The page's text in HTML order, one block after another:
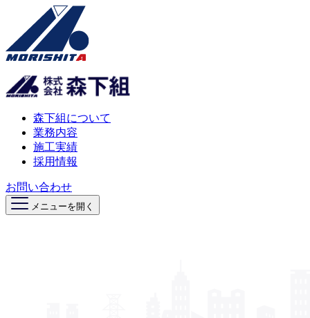
森下組について
業務内容
施工実績
採用情報
お問い合わせ
メニューを開く